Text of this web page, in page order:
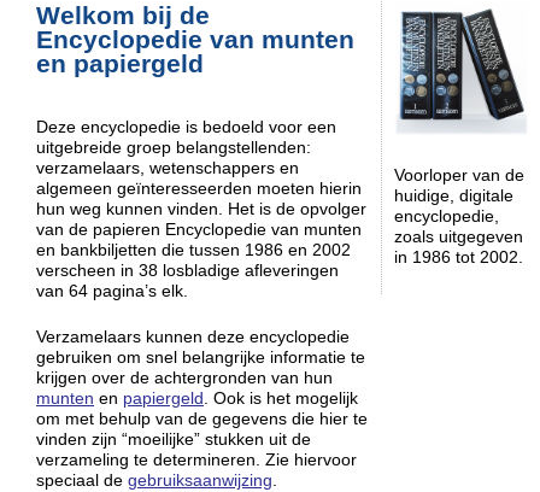
Welkom bij de
Encyclopedie van munten
en papiergeld
Deze encyclopedie is bedoeld voor een
uitgebreide groep belangstellenden:
verzamelaars, wetenschappers en
algemeen geïnteresseerden moeten hierin
hun weg kunnen vinden. Het is de opvolger
van de papieren Encyclopedie van munten
en bankbiljetten die tussen 1986 en 2002
verscheen in 38 losbladige afleveringen
van 64 pagina’s elk.
Verzamelaars kunnen deze encyclopedie
gebruiken om snel belangrijke informatie te
krijgen over de achtergronden van hun
munten en papiergeld. Ook is het mogelijk
om met behulp van de gegevens die hier te
vinden zijn “moeilijke” stukken uit de
verzameling te determineren. Zie hiervoor
speciaal de gebruiksaanwijzing.
Voorloper van de
huidige, digitale
encyclopedie,
zoals uitgegeven
in 1986 tot 2002.